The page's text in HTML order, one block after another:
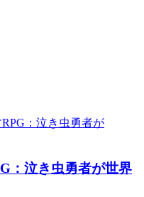
：泣き虫勇者が世界